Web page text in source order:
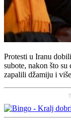
Protesti u Iranu
subote, nakon što su
zapalili džamiju i